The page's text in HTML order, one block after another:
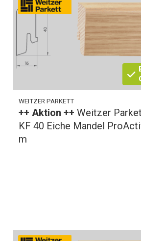
WEITZER PARKETT
++ Aktion ++Weitzer
KF 40 Eiche Mandel
m